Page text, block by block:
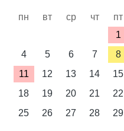
пн вт ср чт пт
1
4
5 6 7 8
11
12 13 14 15
18
19 20 21 22
25
26 27 28 29